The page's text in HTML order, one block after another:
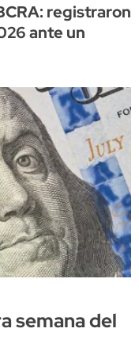
registraron
ante un
semana del